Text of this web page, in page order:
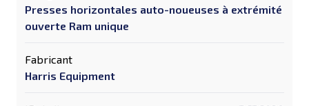
Presses horizontales auto-noueuses à extrémité
ouverte Ram unique
Fabricant
Harris Equipment